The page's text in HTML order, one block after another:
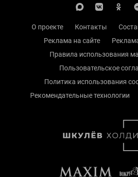
О проекте Контакты
Реклама на сайте
Правила использования
Пользовательское
Политика использования
Рекомендательные технологии